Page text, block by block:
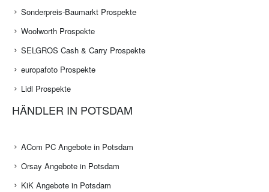
Sonderpreis-Baumarkt Prospekte
Woolworth Prospekte
SELGROS Cash & Carry Prospekte
europafoto Prospekte
Lidl Prospekte
HÄNDLER IN POTSDAM
ACom PC Angebote in Potsdam
Orsay Angebote in Potsdam
KiK Angebote in Potsdam